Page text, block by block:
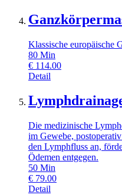
Klassische europäische
80 Min
€ 114.00
Detail
Die medizinische
im Gewebe,
den Lymphfluss an,
Ödemen entgegen.
50 Min
€ 79.00
Detail